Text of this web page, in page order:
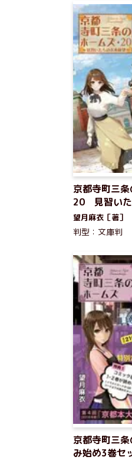
京都寺町三
20 見習いた
望月麻衣［著］
判型：文庫判
京都寺町三
み始め3巻セ